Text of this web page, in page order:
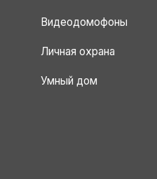
Видеодомофоны
Личная охрана
Умный дом